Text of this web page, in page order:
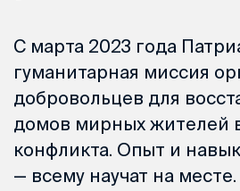
С марта 2023 года
гуманитарная миссия
добровольцев для
домов мирных жителей
конфликта. Опыт и
— всему научат на месте.